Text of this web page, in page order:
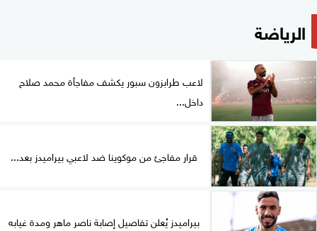
الرياضة
لاعب طرابزون سبور يكشف مفاجأة محمد صلاح
داخل...
قرار مفاجئ من موكوينا ضد لاعبي بيراميدز بعد...
بيراميدز يُعلن تفاصيل إصابة ناصر ماهر ومدة غيابه